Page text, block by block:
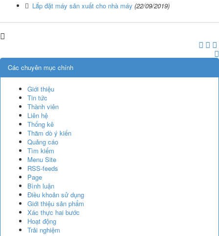
Lắp đặt máy sản xuất cho nhà máy (22/09/2019)
Các chuyên mục chính
Giới thiệu
Tin tức
Thành viên
Liên hệ
Thống kê
Thăm dò ý kiến
Quảng cáo
Tìm kiếm
Menu Site
RSS-feeds
Page
Bình luận
Điều khoản sử dụng
Giới thiệu sản phẩm
Xác thực hai bước
Hoạt động
Trải nghiệm